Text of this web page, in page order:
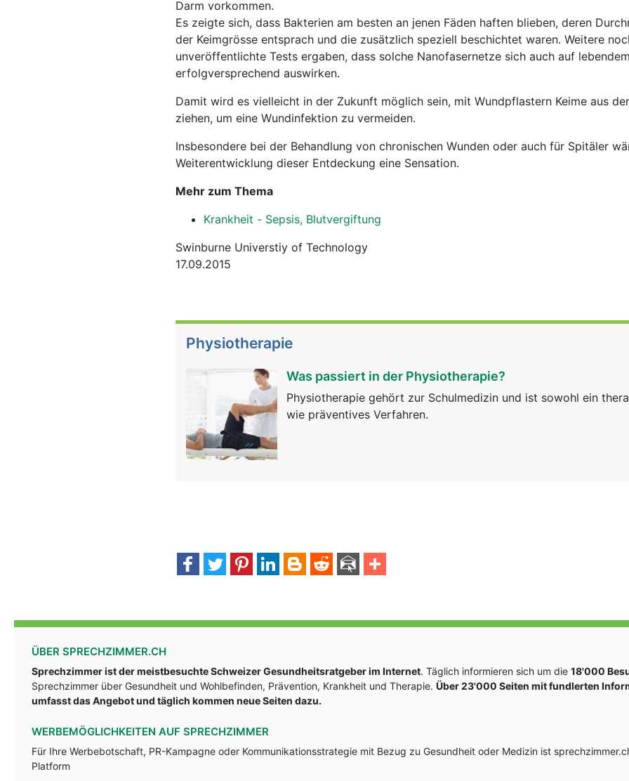
Darm vorkommen.
Es zeigte sich, dass Bakterien am besten an jenen Fäden haften blieben, deren
der Keimgrösse entsprach und die zusätzlich speziell beschichtet waren. Weitere
unveröffentlichte Tests ergaben, dass solche Nanofasernetze sich auch auf
erfolgversprechend auswirken.
Damit wird es vielleicht in der Zukunft möglich sein, mit Wundpflastern Keime aus
ziehen, um eine Wundinfektion zu vermeiden.
Insbesondere bei der Behandlung von chronischen Wunden oder auch für Spitäler
Weiterentwicklung dieser Entdeckung eine Sensation.
Mehr zum Thema
Krankheit - Sepsis, Blutvergiftung
Swinburne Universtiy of Technology
17.09.2015
Physiotherapie
Was passiert in der Physiotherapie?
Physiotherapie gehört zur Schulmedizin und ist sowohl ein
wie präventives Verfahren.
ÜBER SPRECHZIMMER.CH
Sprechzimmer ist der meistbesuchte Schweizer Gesundheitsratgeber im Internet. Täglich informieren sich um die 18'000
Sprechzimmer über Gesundheit und Wohlbefinden, Prävention, Krankheit und Therapie. Über 23'000 Seiten mit fundlerten
umfasst das Angebot und täglich kommen neue Seiten dazu.
WERBEMÖGLICHKEITEN AUF SPRECHZIMMER
Für Ihre Werbebotschaft, PR-Kampagne oder Kommunikationsstrategie mit Bezug zu Gesundheit oder Medizin ist
Platform